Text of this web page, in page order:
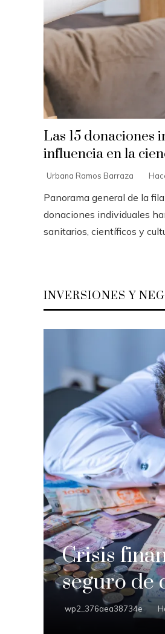
Las 15 donaciones
influencia en la
Urbana Ramos Barraza
Panorama general de la
donaciones individuales
sanitarios, científicos y
INVERSIONES Y
Crisis
seguro de
wp2_376aea38734e